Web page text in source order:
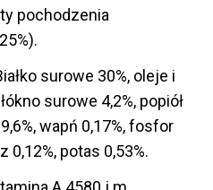
pochodzenia
surowe 30%, oleje i
surowe 4,2%, popiół
wapń 0,17%, fosfor
0,12%, potas 0,53%.